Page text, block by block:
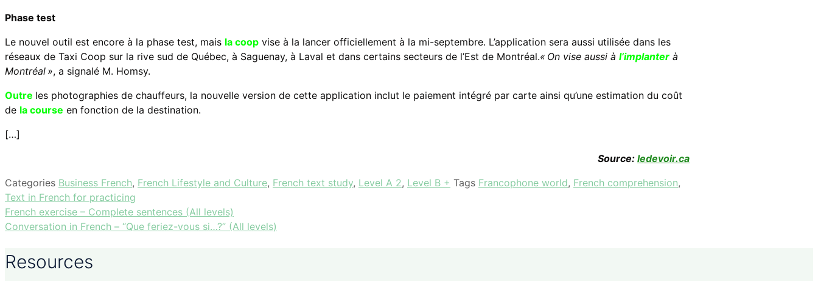
Phase test
Le nouvel outil est encore à la phase test, mais la coop vise à la lancer officiellement à la mi-septembre. L’application sera aussi utilisée dans les
réseaux de Taxi Coop sur la rive sud de Québec, à Saguenay, à Laval et dans certains secteurs de l’Est de Montréal.« On vise aussi à l’implanter à
Montréal », a signalé M. Homsy.
Outre les photographies de chauffeurs, la nouvelle version de cette application inclut le paiement intégré par carte ainsi qu’une estimation du coût
de la course en fonction de la destination.
[…]
Source: ledevoir.ca
Categories Business French, French Lifestyle and Culture, French text study, Level A 2, Level B + Tags Francophone world, French comprehension,
Text in French for practicing
French exercise – Complete sentences (All levels)
Conversation in French – “Que feriez-vous si…?” (All levels)
Resources